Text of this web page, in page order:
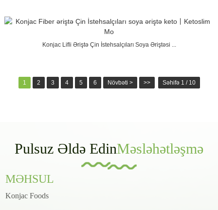
Konjac Lifli Əriştə Çin İstehsalçıları Soya Əriştəsi ...
1 2 3 4 5 6 Növbəti > >> Səhifə 1 / 10
Pulsuz Əldə EdinMəsləhətləşmə
MƏHSUL
Konjac Foods